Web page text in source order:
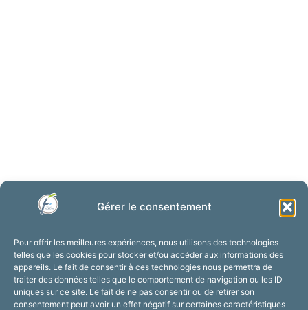
Gérer le consentement
Pour offrir les meilleures expériences, nous utilisons des technologies
telles que les cookies pour stocker et/ou accéder aux informations des
appareils. Le fait de consentir à ces technologies nous permettra de
traiter des données telles que le comportement de navigation ou les ID
uniques sur ce site. Le fait de ne pas consentir ou de retirer son
consentement peut avoir un effet négatif sur certaines caractéristiques